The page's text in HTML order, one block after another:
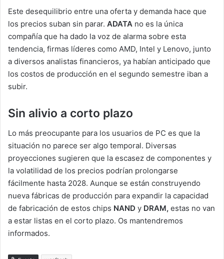
Este desequilibrio entre una oferta y demanda hace que
los precios suban sin parar. ADATA no es la única
compañía que ha dado la voz de alarma sobre esta
tendencia, firmas líderes como AMD, Intel y Lenovo, junto
a diversos analistas financieros, ya habían anticipado que
los costos de producción en el segundo semestre iban a
subir.
Sin alivio a corto plazo
Lo más preocupante para los usuarios de PC es que la
situación no parece ser algo temporal. Diversas
proyecciones sugieren que la escasez de componentes y
la volatilidad de los precios podrían prolongarse
fácilmente hasta 2028. Aunque se están construyendo
nueva fábricas de producción para expandir la capacidad
de fabricación de estos chips NAND y DRAM, estas no van
a estar listas en el corto plazo. Os mantendremos
informados.